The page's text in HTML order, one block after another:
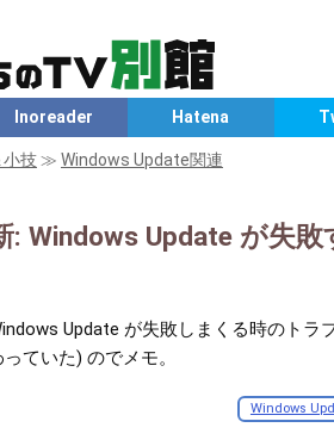
Inoreader Hatena
技≫ Windows Update関連
: Windows Update が失
Update が失敗しまくる時のトラ
ていた) のでメモ。
Windows